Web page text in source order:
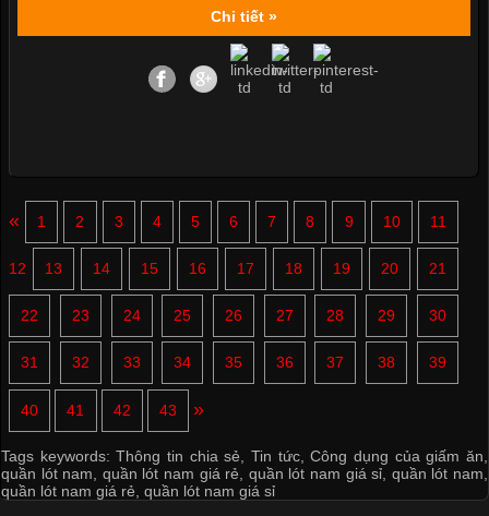
Chi tiết »
« 1 2 3 4 5 6 7 8 9 10 11
12 13 14 15 16 17 18 19 20 21
22 23 24 25 26 27 28 29 30
31 32 33 34 35 36 37 38 39
40 41 42 43 »
Tags keywords:Thông tin chia sẻ ,Tin tức,Công dụng của giấm ăn
quần lót nam
quần lót nam giá rẻ quần lót nam giá sỉ quần lót nam
quần lót nam giá rẻ quần lót nam giá sỉ